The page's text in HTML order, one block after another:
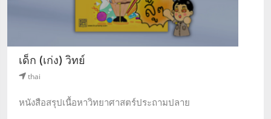
เด็ก (เก่ง) วิทย์
thai
หนังสือสรุปเนื้อหาวิทยาศาสตร์ประถามปลาย